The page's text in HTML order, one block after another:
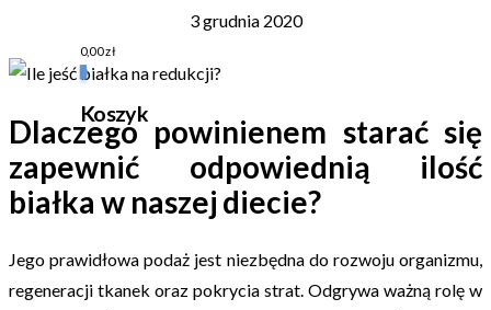
0,00zł
0
Koszyk
3 grudnia 2020
Dlaczego powinienem starać się
zapewnić odpowiednią ilość
białka w naszej diecie?
Jego prawidłowa podaż jest niezbędna do rozwoju organizmu,
regeneracji tkanek oraz pokrycia strat. Odgrywa ważną rolę w